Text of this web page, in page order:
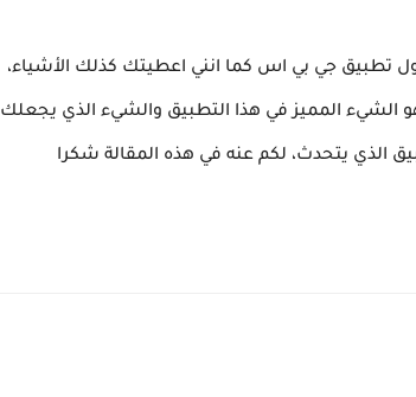
تطبيق جي بي اس كما انني اعطيتك كذلك الأشياء،
المميز في هذا التطبيق والشيء الذي يجعلك
الذي يتحدث، لكم عنه في هذه المقالة شكرا